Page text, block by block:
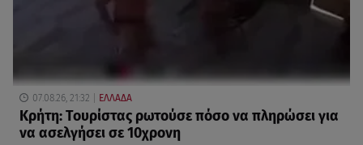
07.08.26, 21:32 ΕΛΛΑΔΑ
Κρήτη: Τουρίστας ρωτούσε πόσο να πληρώσει για
να ασελγήσει σε 10χρονη